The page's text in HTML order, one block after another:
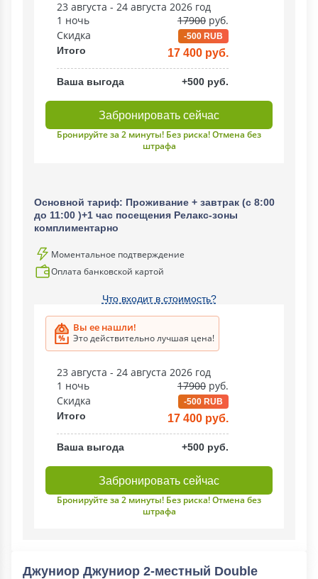
23 августа - 24 августа 2026 год
1 ночь
17900 руб.
Скидка
-500 RUB
Итого 17 400 руб.
Ваша выгода +500 руб.
Забронировать сейчас
Бронируйте за 2 минуты! Без риска! Отмена без
штрафа
Основной тариф: Проживание + завтрак (с 8:00
до 11:00 )+1 час посещения Релакс-зоны
комплиментарно
Моментальное подтверждение
Оплата банковской картой
Что входит в стоимость?
Вы ее нашли!
Это действительно лучшая цена!
23 августа - 24 августа 2026 год
1 ночь
17900 руб.
Скидка
-500 RUB
Итого 17 400 руб.
Ваша выгода +500 руб.
Забронировать сейчас
Бронируйте за 2 минуты! Без риска! Отмена без
штрафа
Джуниор Джуниор 2-местный Double